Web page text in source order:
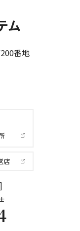
ム
番地
店